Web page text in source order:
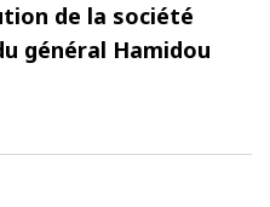
de la société
général Hamidou